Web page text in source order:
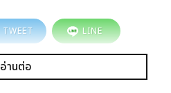
TWEET LINE
อ่านต่อ